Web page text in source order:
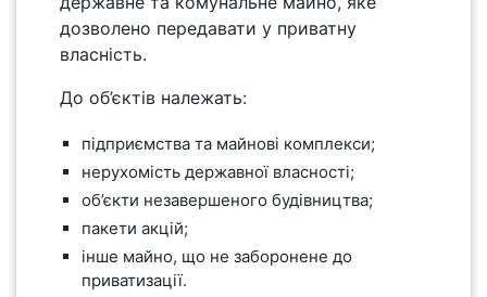
дозволено передавати у приватну
власність.
До об’єктів належать:
підприємства та майнові комплекси;
нерухомість державної власності;
об’єкти незавершеного будівництва;
пакети акцій;
інше майно, що не заборонене до
приватизації.